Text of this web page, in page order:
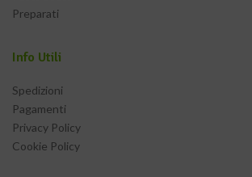
Preparati
Info Utili
Spedizioni
Pagamenti
Privacy Policy
Cookie Policy